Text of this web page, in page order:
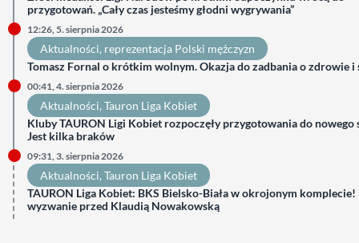
przygotowań. „Cały czas jesteśmy głodni wygrywania”
12:26, 5. sierpnia 2026
Aktualności, reprezentacja Polski mężczyzn
Tomasz Fornal o krótkim wolnym. Okazja do zadbania o zdrowie i
00:41, 4. sierpnia 2026
Aktualności, Tauron Liga Kobiet
Kluby TAURON Ligi Kobiet rozpoczęły przygotowania do nowego
Jest kilka braków
09:31, 3. sierpnia 2026
Aktualności, Tauron Liga Kobiet
TAURON Liga Kobiet: BKS Bielsko-Biała w okrojonym komplecie!
wyzwanie przed Klaudią Nowakowską